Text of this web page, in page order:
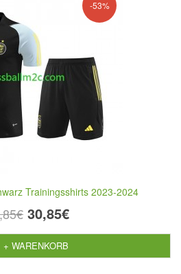
-53%
Trainingsshirts 2023-2024
30,85€
+ WARENKORB